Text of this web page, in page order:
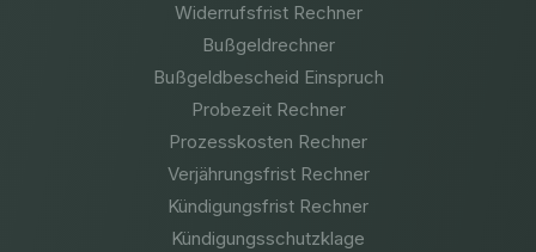
Widerrufsfrist Rechner
Bußgeldrechner
Bußgeldbescheid Einspruch
Probezeit Rechner
Prozesskosten Rechner
Verjährungsfrist Rechner
Kündigungsfrist Rechner
Kündigungsschutzklage